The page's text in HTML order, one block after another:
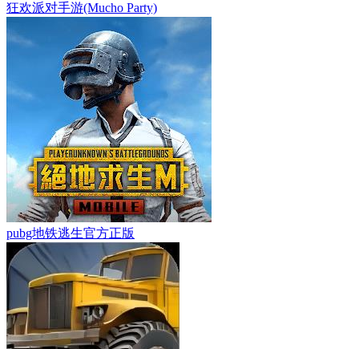
狂欢派对手游(Mucho Party)
pubg地铁逃生官方正版